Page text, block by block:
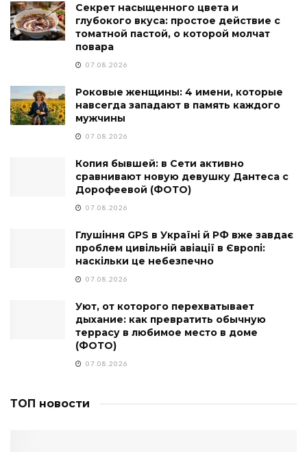
Секрет насыщенного цвета и
глубокого вкуса: простое действие с
томатной пастой, о которой молчат
повара
07.08.2026
Роковые женщины: 4 имени, которые
навсегда западают в память каждого
мужчины
07.08.2026
Копия бывшей: в Сети активно
сравнивают новую девушку Дантеса с
Дорофеевой (ФОТО)
07.08.2026
Глушіння GPS в Україні й РФ вже завдає
проблем цивільній авіації в Європі:
наскільки це небезпечно
07.08.2026
Уют, от которого перехватывает
дыхание: как превратить обычную
террасу в любимое место в доме
(ФОТО)
07.08.2026
ТОП новости